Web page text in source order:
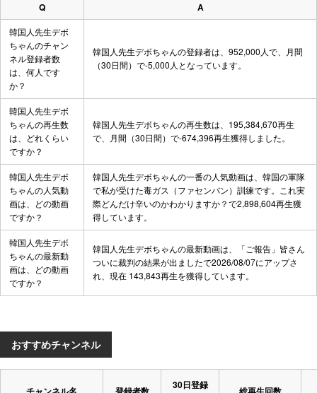
おすすめチャンネル
30日登録
Q A
韓国人先生デボ
ちゃんのチャン
ネル登録者数
は、何人です
か？
韓国人先生デボちゃんの登録者は、952,000人で、月間
（30日間）で-5,000人となっています。
韓国人先生デボ
ちゃんの再生数
は、どれくらい
ですか？
韓国人先生デボちゃんの再生数は、195,384,670再生
で、月間（30日間）で-674,396再生獲得しました。
韓国人先生デボ
ちゃんの人気動
画は、どの動画
ですか？
韓国人先生デボちゃんの一番の人気動画は、 韓国の軍隊
で私が受けた毒ガス（ファセンバン）訓練です。これ実
際どんだけ辛いのかわかりますか？で2,898,604再生獲
得しています。
韓国人先生デボ
ちゃんの最新動
画は、どの動画
ですか？
韓国人先生デボちゃんの最新動画は、
「ご報告」皆さん
ついに裁判の結果が出ましたで2026/08/07にアップさ
れ、現在 143,843再生を獲得しています。